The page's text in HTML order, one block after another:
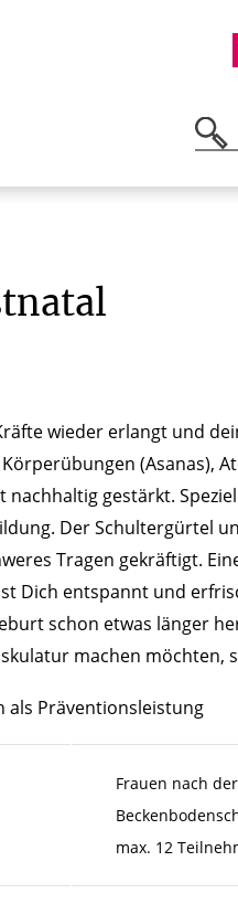
wieder erlangt und
(Asanas),
gestärkt.
Der Schultergürtel
Tragen gekräftigt.
Dich entspannt und
schon etwas länger
machen möchten,
als Präventionsleistung
Frauen nach
max. 12